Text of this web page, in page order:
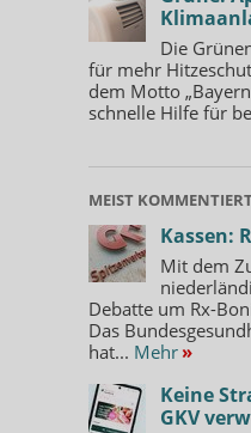
Die
für mehr
dem Motto
schnelle Hilfe für
MEIST
Kassen:
Mit dem
Debatte um Rx-
Das
hat... Mehr »
Keine
GKV